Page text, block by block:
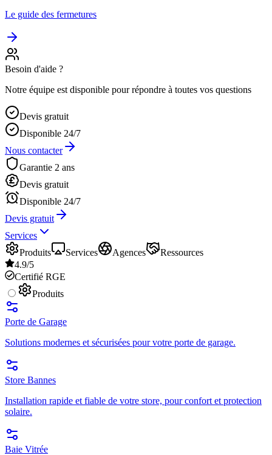
Le guide des fermetures
Besoin d'aide ?
Notre équipe est disponible pour répondre à toutes vos questions
Devis gratuit
Disponible 24/7
Nous contacter
Garantie 2 ans
Devis gratuit
Disponible 24/7
Devis gratuit
Services
Produits
Services Agences
Ressources
4.9/5
Certifié RGE
Produits
Porte de Garage
Solutions modernes et sécurisées pour votre porte de garage.
Store Bannes
Installation rapide et fiable de votre store, pour confort et protection
solaire.
Baie Vitrée